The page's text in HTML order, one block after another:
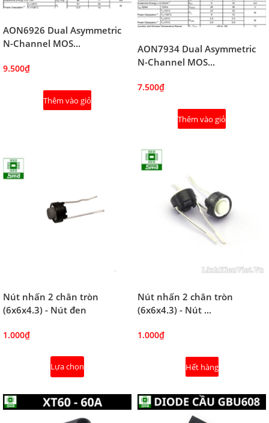
AON6926 Dual Asymmetric
N-Channel MOS...
9.500₫
Thêm vào giỏ
AON7934 Dual Asymmetric
N-Channel MOS...
7.500₫
Thêm vào giỏ
Nút nhấn 2 chân tròn
(6x6x4.3) - Nút đen
1.000₫
Lựa chọn
Nút nhấn 2 chân tròn
(6x6x4.3) - Nút ...
1.000₫
Hết hàng